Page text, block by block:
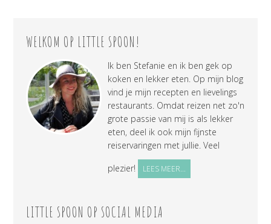
WELKOM OP LITTLE SPOON!
Ik ben Stefanie en ik ben gek op
koken en lekker eten. Op mijn blog
vind je mijn recepten en lievelings
restaurants. Omdat reizen net zo'n
grote passie van mij is als lekker
eten, deel ik ook mijn fijnste
reiservaringen met jullie. Veel
plezier!
LEES MEER...
LITTLE SPOON OP SOCIAL MEDIA